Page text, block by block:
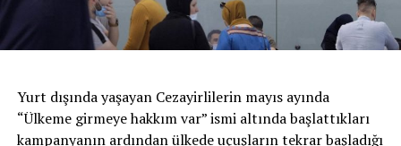
Yurt dışında yaşayan Cezayirlilerin mayıs ayında
“Ülkeme girmeye hakkım var” ismi altında başlattıkları
kampanyanın ardından ülkede uçuşların tekrar başladığı